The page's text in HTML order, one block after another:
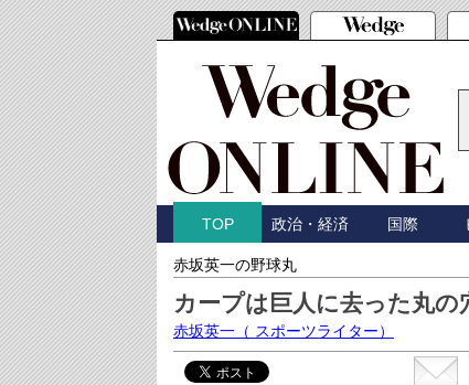
TOP 政治・経済 国際
赤坂英一の野球丸
カープは巨人に去った丸
赤坂英一 （ スポーツライター）